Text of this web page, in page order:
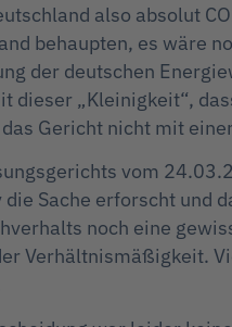
also absolut
behaupten, es wäre
der deutschen
dieser „Kleinigkeit“,
Gericht nicht mit
vom
Sache erforscht und
noch eine
Verhältnismäßigkeit.